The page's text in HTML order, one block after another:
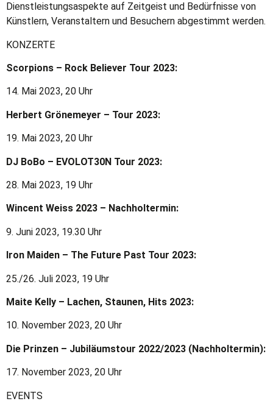
Dienstleistungsaspekte auf Zeitgeist und Bedürfnisse von
Künstlern, Veranstaltern und Besuchern abgestimmt werden.
KONZERTE
Scorpions – Rock Believer Tour 2023:
14. Mai 2023, 20 Uhr
Herbert Grönemeyer – Tour 2023:
19. Mai 2023, 20 Uhr
DJ BoBo – EVOLOT30N Tour 2023:
28. Mai 2023, 19 Uhr
Wincent Weiss 2023 – Nachholtermin:
9. Juni 2023, 19.30 Uhr
Iron Maiden – The Future Past Tour 2023:
25./26. Juli 2023, 19 Uhr
Maite Kelly – Lachen, Staunen, Hits 2023:
10. November 2023, 20 Uhr
Die Prinzen – Jubiläumstour 2022/2023 (Nachholtermin):
17. November 2023, 20 Uhr
EVENTS